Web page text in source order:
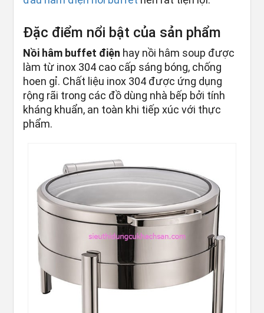
Đặc điểm nổi bật của sản phẩm
Nồi hâm buffet điện hay nồi hâm soup được
làm từ inox 304 cao cấp sáng bóng, chống
hoen gỉ. Chất liệu inox 304 được ứng dụng
rộng rãi trong các đồ dùng nhà bếp bởi tính
kháng khuẩn, an toàn khi tiếp xúc với thực
phẩm.